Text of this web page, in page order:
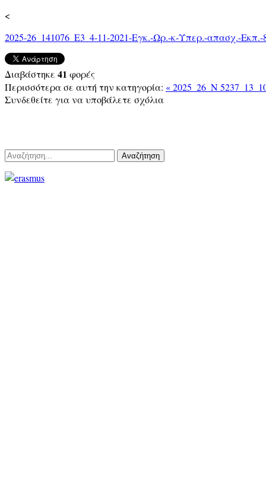
<
2025-26_141076_Ε3_4-11-2021-Εγκ.-Ωρ.-κ-Υπερ.-απασχ.-Εκπ.-
Διαβάστηκε 41 φορές
Περισσότερα σε αυτή την κατηγορία: « 2025_26_Ν
Συνδεθείτε για να υποβάλετε σχόλια
Αναζήτηση